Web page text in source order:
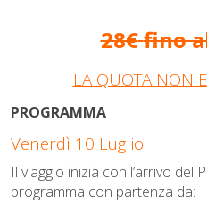
28€fino
LA QUOTA NON
PROGRAMMA
Venerdì 10 Luglio:
Il viaggio inizia con l’arrivo del
programma con partenza da: